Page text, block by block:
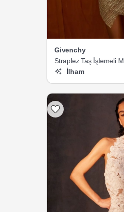
Givenchy
Straplez Taş İşlemeli
İlham